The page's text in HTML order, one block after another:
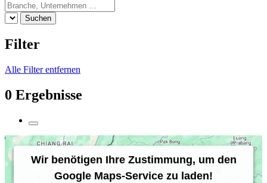
Suchen
Filter
Alle Filter entfernen
0 Ergebnisse
Wir benötigen Ihre Zustimmung, um den
Google Maps-Service zu laden!